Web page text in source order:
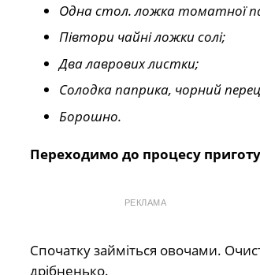
Одна стол. ложка томатної
Півтори чайні ложки солі;
Два лаврових листки;
Солодка паприка, чорний
Борошно.
Переходимо до процесу
РЕКЛАМА
Спочатку займіться овочами.
дрібненько.